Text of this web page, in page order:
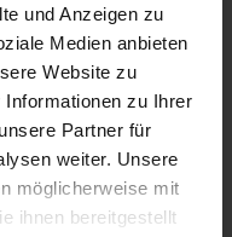
und Anzeigen zu
Medien anbieten
Website zu
zu Ihrer
Partner für
weiter. Unsere
möglicherweise mit
ihnen bereitgestellt
der
Pram
Tiefststände der
. Das dazugehörige
oder Tiefststand im